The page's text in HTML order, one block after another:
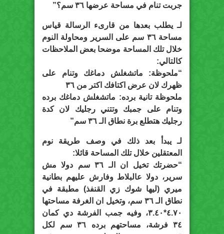
جربت تنام في مساحة عرضها ٣٦ سم؟”
لـ يطلب بعدها من قارىء الرسالة قياس
مساحة ٣٦ سم على السرير ومحاولة النوم
خلال تلك المساحة موضحا بعض الملاحظات
كالتالي:
“ملحوظة: ماتشغلش دماغك وتنام على
ظهرك لان عرض اكتافك اكتر من ٣٦
ملحوظة تانية برده: ماتشغلش دماغك برده
وتنام على جمبك وتتني رجليك لان كدة
رجليك هتطلع برة نطاق الـ ٣٦ سم”
لـ يبدأ بعد ذلك في وصف طريقة نوم
المعتقلين خلال تلك المساحة قائلا:
“حضرتك تخيل ان الـ ٣٦ سم دولا مش
سرير، دولا عالبلاط وفارش عليهم بطانية
ميري (ليها شوك زي القنفذ) مطبقة في
نطاق الـ ٣٦ سم، وتخيل ان الغرفة مساحتها
٤.٧٠*٣.٤٠، وفيه جمب الفرشة دي كمان
٣٤ فرشة، مساحتهم برده ٣٦ سم لكل